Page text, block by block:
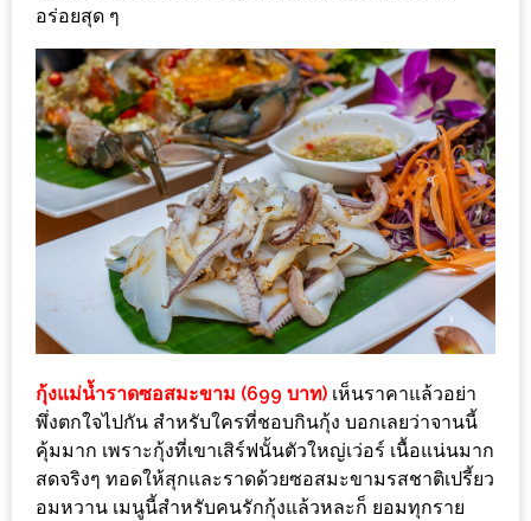
ภาพ
ใส
ปิ๊
งด้วย
HUAWEI
G7
PLUS
สมา
ร์ท
ที่
เอาใจ
ขา
กิน
อร่อยสุด ๆ
กุ้งแม่น้ำราดซอสมะขาม (699 บาท) เห็นราคาแล้วอย่า
พึ่งตกใจไปกัน สำหรับใครที่ชอบกินกุ้ง บอกเลยว่าจานนี้
คุ้มมาก เพราะกุ้งที่เขาเสิร์ฟนั้นตัวใหญ่เว่อร์ เนื้อแน่นมาก
สดจริงๆ ทอดให้สุกและราดด้วยซอสมะขามรสชาติเปรี้ยว
อมหวาน เมนูนี้สำหรับคนรักกุ้งแล้วหละก็ ยอมทุกราย